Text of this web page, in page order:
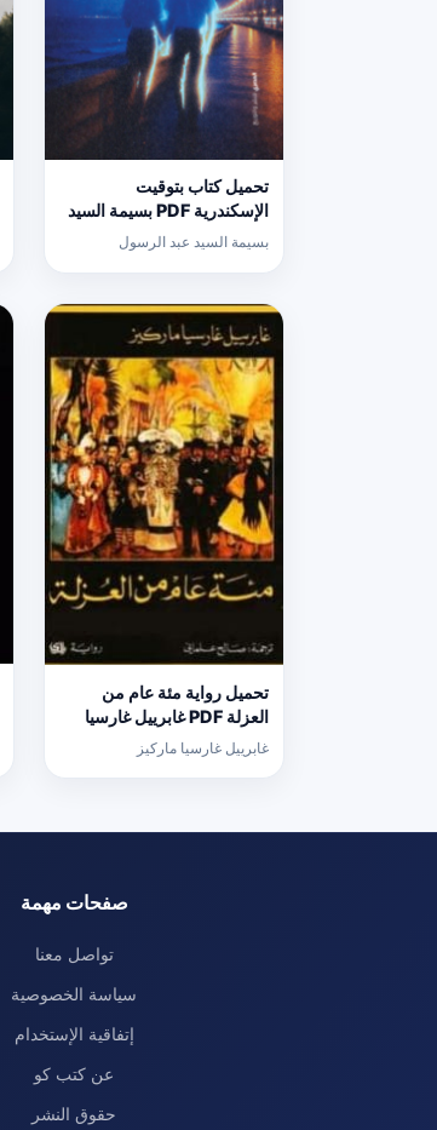
تحميل كتاب بتوقيت
الإسكندرية PDF بسيمة السيد
عبد الرسول مجانا
بسيمة السيد عبد الرسول
تحميل رواية مئة عام من
العزلة PDF غابرييل غارسيا
ماركيز
غابرييل غارسيا ماركيز
صفحات مهمة
تواصل معنا
سياسة الخصوصية
إتفاقية الإستخدام
عن كتب كو
حقوق النشر